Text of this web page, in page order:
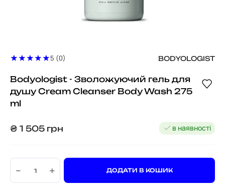
5 (0) BODYOLOGIST
Bodyologist - Зволожуючий гель для
душу Cream Cleanser Body Wash 275
ml
₴ 1 505 грн в наявності
− + ДОДАТИ В КОШИК